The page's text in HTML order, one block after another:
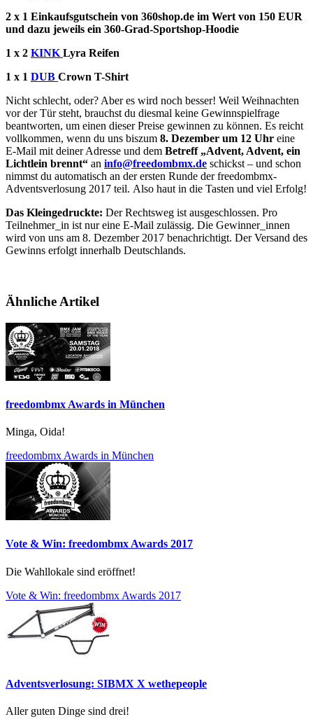
2 x 1 Einkaufsgutschein von 360shop.de im Wert von 150 EUR
und dazu jeweils ein 360-Grad-Sportshop-Hoodie
1 x 2 KINK Lyra Reifen
1 x 1 DUB Crown T-Shirt
Nicht schlecht, oder? Aber es wird noch besser! Weil Weihnachten
vor der Tür steht, brauchst du diesmal keine Gewinnspielfrage
beantworten, um einen dieser Preise gewinnen zu können. Es reicht
vollkommen, wenn du uns biszum 8. Dezember um 12 Uhr eine
E-Mail mit deiner Adresse und dem Betreff „Advent, Advent, ein
Lichtlein brennt“ an info@freedombmx.de schickst – und schon
nimmst du automatisch an der ersten Runde der freedombmx-
Adventsverlosung 2017 teil. Also haut in die Tasten und viel Erfolg!
Das Kleingedruckte: Der Rechtsweg ist ausgeschlossen. Pro
Teilnehmer_in ist nur eine E-Mail zulässig. Die Gewinner_innen
wird von uns am 8. Dezember 2017 benachrichtigt. Der Versand des
Gewinns erfolgt innerhalb Deutschlands.
Ähnliche Artikel
freedombmx Awards in München
Minga, Oida!
freedombmx Awards in München
Vote & Win: freedombmx Awards 2017
Die Wahllokale sind eröffnet!
Vote & Win: freedombmx Awards 2017
Adventsverlosung: SIBMX X wethepeople
Aller guten Dinge sind drei!